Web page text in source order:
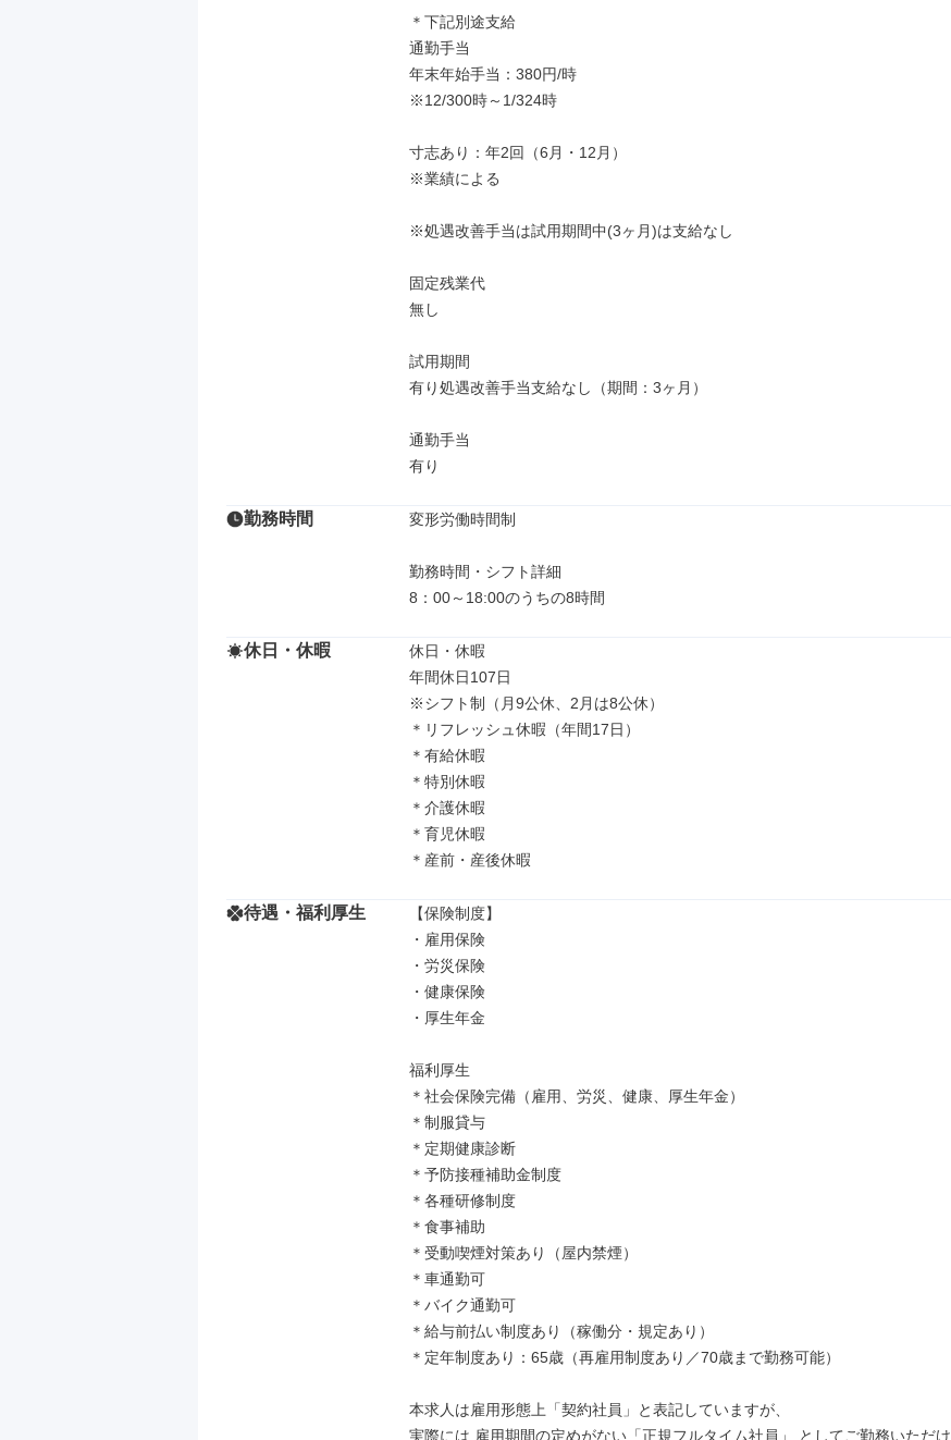
＊下記別途支給
通勤手当
年末年始手当：380円/時
※12/300時～1/324時
寸志あり：年2回（6月・12月）
※業績による
※処遇改善手当は試用期間中(3ヶ月)は支給なし
固定残業代
無し
試用期間
有り処遇改善手当支給なし（期間：3ヶ月）
通勤手当
有り
勤務時間 変形労働時間制
勤務時間・シフト詳細
8：00～18:00のうちの8時間
休日・休暇
休日・休暇
年間休日107日
※シフト制（月9公休、2月は8公休）
＊リフレッシュ休暇（年間17日）
＊有給休暇
＊特別休暇
＊介護休暇
＊育児休暇
＊産前・産後休暇
待遇・福利厚生
【保険制度】
・雇用保険
・労災保険
・健康保険
・厚生年金
福利厚生
＊社会保険完備（雇用、労災、健康、厚生年金）
＊制服貸与
＊定期健康診断
＊予防接種補助金制度
＊各種研修制度
＊食事補助
＊受動喫煙対策あり（屋内禁煙）
＊車通勤可
＊バイク通勤可
＊給与前払い制度あり（稼働分・規定あり）
＊定年制度あり：65歳（再雇用制度あり／70歳まで勤務可能）
本求人は雇用形態上「契約社員」と表記していますが、
実際には 雇用期間の定めがない「正規フルタイム社員」 としてご勤務いただけ